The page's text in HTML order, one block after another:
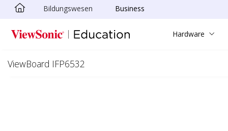
Skip to main content
Bildungswesen Business
Hardware
ViewBoard IFP6532